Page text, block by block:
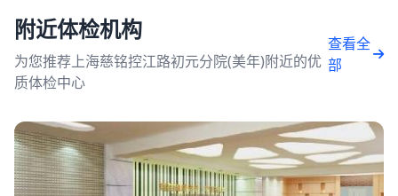
附近体检机构
为您推荐上海慈铭控江路初元分院(美年)附近的优
质体检中心
查看全
部